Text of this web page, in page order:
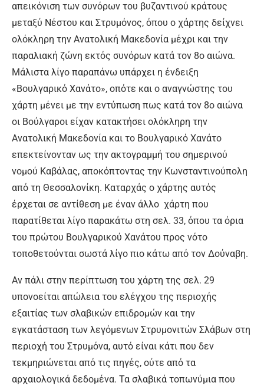
απεικόνιση των συνόρων του βυζαντινού κράτους
μεταξύ Νέστου και Στρυμόνος, όπου ο χάρτης δείχνει
ολόκληρη την Ανατολική Μακεδονία μέχρι και την
παραλιακή ζώνη εκτός συνόρων κατά τον 8ο αιώνα.
Μάλιστα λίγο παραπάνω υπάρχει η ένδειξη
«Βουλγαρικό Χανάτο», οπότε και ο αναγνώστης του
χάρτη μένει με την εντύπωση πως κατά τον 8ο αιώνα
οι Βούλγαροι είχαν κατακτήσει ολόκληρη την
Ανατολική Μακεδονία και το Βουλγαρικό Χανάτο
επεκτείνονταν ως την ακτογραμμή του σημερινού
νομού Καβάλας, αποκόπτοντας την Κωνσταντινούπολη
από τη Θεσσαλονίκη. Καταρχάς ο χάρτης αυτός
έρχεται σε αντίθεση με έναν άλλο χάρτη που
παρατίθεται λίγο παρακάτω στη σελ. 33, όπου τα όρια
του πρώτου Βουλγαρικού Χανάτου προς νότο
τοποθετούνται σωστά λίγο πιο κάτω από τον Δούναβη.
Αν πάλι στην περίπτωση του χάρτη της σελ. 29
υπονοείται απώλεια του ελέγχου της περιοχής
εξαιτίας των σλαβικών επιδρομών και την
εγκατάσταση των λεγόμενων Στρυμονιτών Σλάβων στη
περιοχή του Στρυμόνα, αυτό είναι κάτι που δεν
τεκμηριώνεται από τις πηγές, ούτε από τα
αρχαιολογικά δεδομένα. Τα σλαβικά τοπωνύμια που